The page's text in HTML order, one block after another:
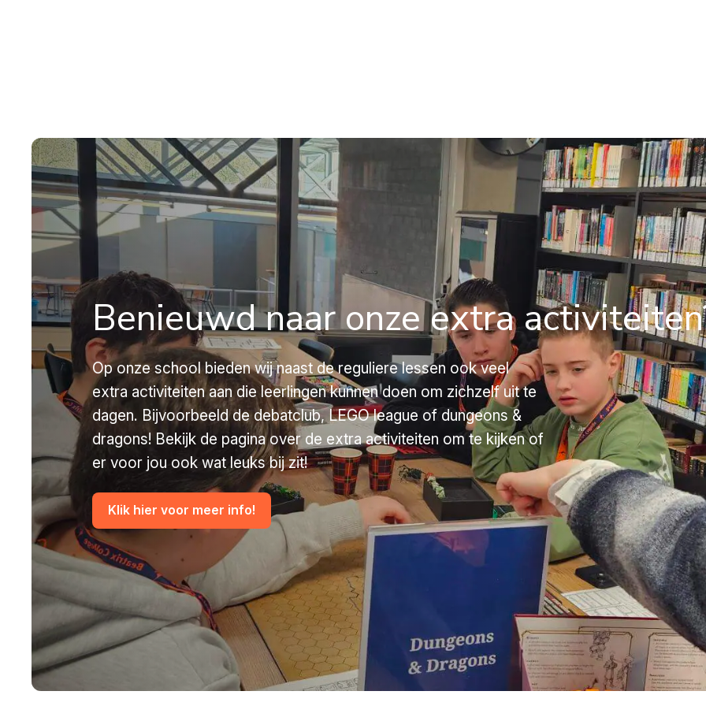
Benieuwd naar onze extra
Op onze school bieden wij naast de reguliere lessen ook veel
extra activiteiten aan die leerlingen kunnen doen om zichzelf uit te
dagen. Bijvoorbeeld de debatclub, LEGO league of dungeons &
dragons! Bekijk de pagina over de extra activiteiten om te kijken of
er voor jou ook wat leuks bij zit!
Klik hier voor meer info!